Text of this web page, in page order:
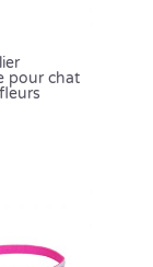
pour chat